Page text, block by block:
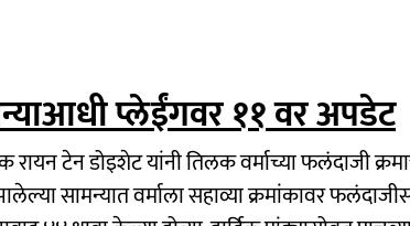
प्लेईंगवर ११ वर अपडेट
रायन टेन डोइशेट यांनी तिलक वर्माच्या फलंदाजी
सामन्यात वर्माला सहाव्या क्रमांकावर